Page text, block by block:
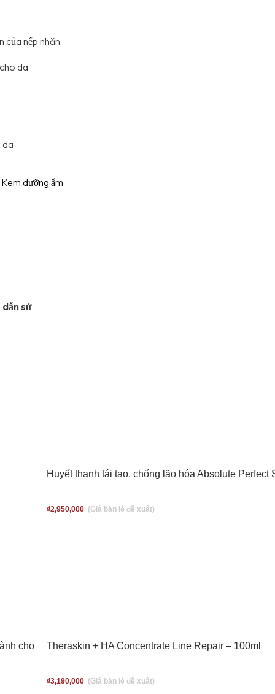
của nếp nhăn
da
da
Kem dưỡng ẩm
sử
Huyết thanh tái tạo, chống lão hóa Absolute Perfect
₫2,950,000
cho
Theraskin + HA Concentrate Line Repair – 100ml
₫3,190,000